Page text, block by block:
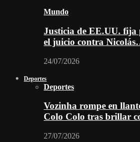
Mundo
Justicia de EE.UU. fija
el juicio contra
24/07/2026
Deportes
Deportes
Vozinha rompe en
Colo Colo tras brillar
27/07/2026